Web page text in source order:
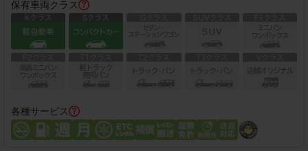
保有車両クラス
各種サービス